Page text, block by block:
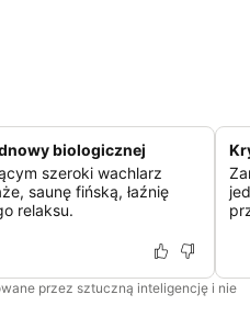
biologicznej
szeroki wachlarz
saunę fińską, łaźnię
relaksu.
przez sztuczną inteligencję i nie